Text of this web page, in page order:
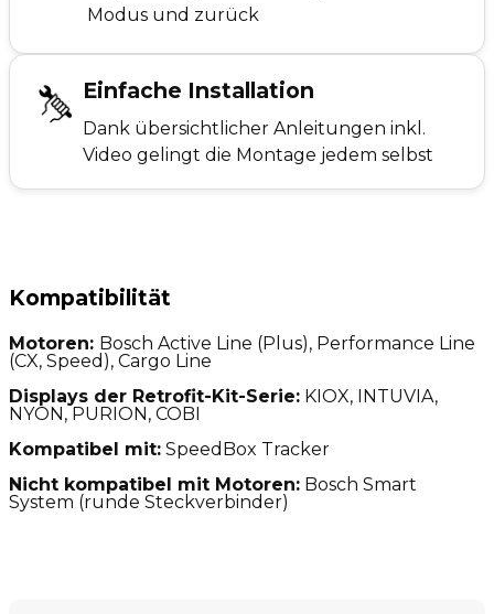
Modus und zurück
Einfache Installation
Dank übersichtlicher Anleitungen inkl.
Video gelingt die Montage jedem selbst
Kompatibilität
Motoren: Bosch Active Line (Plus), Performance Line
(CX, Speed), Cargo Line
Displays der Retrofit-Kit-Serie: KIOX, INTUVIA,
NYON, PURION, COBI
Kompatibel mit: SpeedBox Tracker
Nicht kompatibel mit Motoren: Bosch Smart
System (runde Steckverbinder)